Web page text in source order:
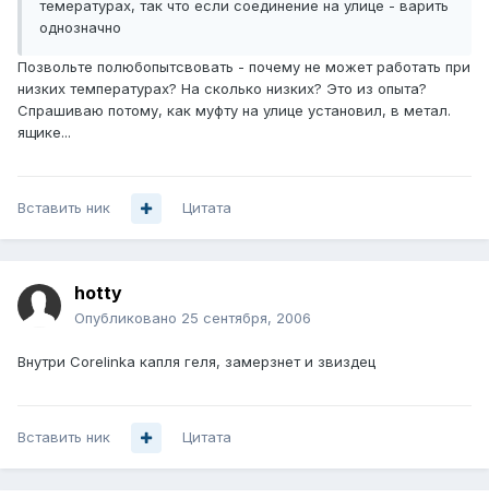
темературах, так что если соединение на улице - варить
однозначно
Позвольте полюбопытсвовать - почему не может работать при
низких температурах? На сколько низких? Это из опыта?
Спрашиваю потому, как муфту на улице установил, в метал.
ящике...
Вставить ник Цитата
hotty
Опубликовано 25 сентября, 2006
Внутри Corelinka капля геля, замерзнет и звиздец
Вставить ник Цитата